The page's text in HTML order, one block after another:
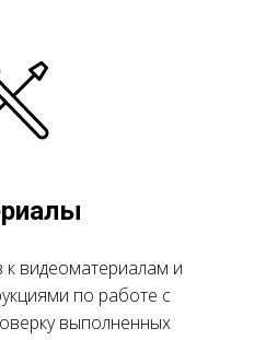
к видеоматериалам и
по работе с
выполненных